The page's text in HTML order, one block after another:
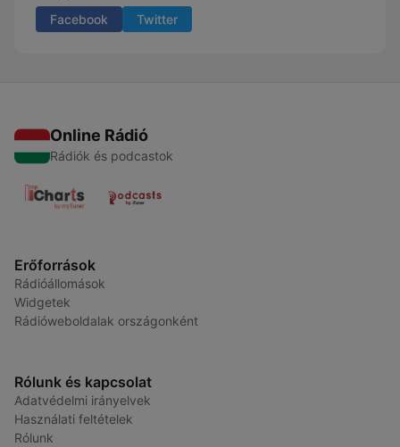
Facebook Twitter
Online Rádió
Rádiók és podcastok
Erőforrások
Rádióállomások
Widgetek
Rádióweboldalak országonként
Rólunk és kapcsolat
Adatvédelmi irányelvek
Használati feltételek
Rólunk